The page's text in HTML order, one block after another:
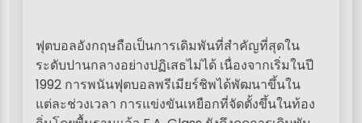
ฟุตบอลอังกฤษถือเป็นการเดิมพันที่สำคัญที่สุดใน
ระดับปานกลางอย่างปฏิเสธไม่ได้ เนื่องจากเริ่มในปี
1992 การพนันฟุตบอลพรีเมียร์ชิพได้พัฒนาขึ้นใน
แต่ละช่วงเวลา การแข่งขันเหยือกที่จัดตั้งขึ้นในท้อง